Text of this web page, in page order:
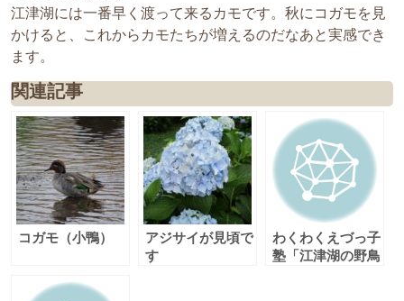
江津湖には一番早く渡って来るカモです。秋にコガモを見
かけると、これからカモたちが増えるのだなあと実感でき
ます。
関連記事
コガモ（小鴨）
アジサイが見頃で
す
わくわくえづっ子
塾「江津湖の野鳥